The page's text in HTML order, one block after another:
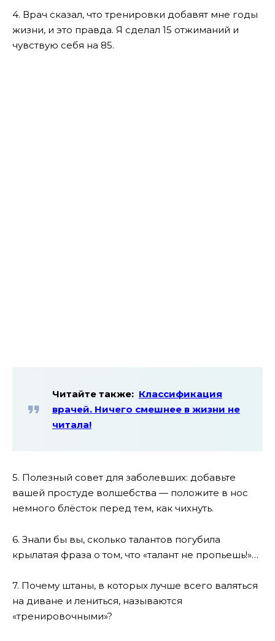
4. Врач сказал, что тренировки добавят мне годы
жизни, и это правда. Я сделал 15 отжиманий и
чувствую себя на 85.
Читайте также: Классификация
врачей. Ничего смешнее в жизни не
читала!
5. Полезный совет для заболевших: добавьте
вашей простуде волшебства — положите в нос
немного блёсток перед тем, как чихнуть.
6. Знали бы вы, сколько талантов погубила
крылатая фраза о том, что «талант не пропьешь!»…
7. Почему штаны, в которых лучше всего валяться
на диване и лениться, называются
«тренировочными»?